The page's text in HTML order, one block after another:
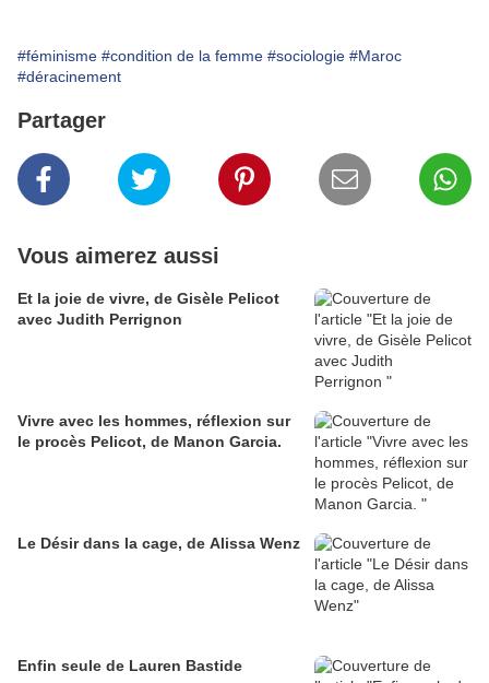
#féminisme #condition de la femme #sociologie #Maroc
#déracinement
Partager
Vous aimerez aussi
Et la joie de vivre, de Gisèle Pelicot
avec Judith Perrignon
Vivre avec les hommes, réflexion sur
le procès Pelicot, de Manon Garcia.
Le Désir dans la cage, de Alissa Wenz
Enfin seule de Lauren Bastide